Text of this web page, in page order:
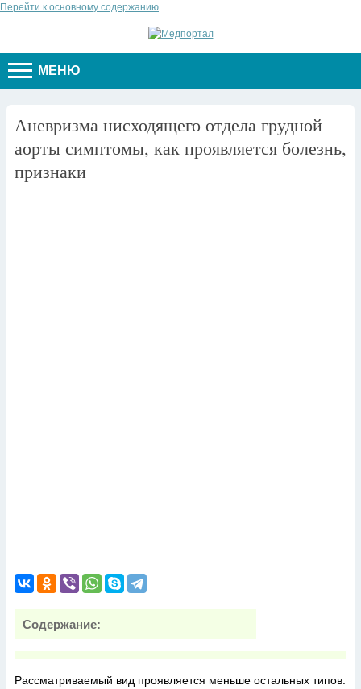
Перейти к основному содержанию
МЕНЮ
Аневризма нисходящего отдела грудной
аорты симптомы, как проявляется болезнь,
признаки
Содержание:
Рассматриваемый вид проявляется меньше остальных типов.